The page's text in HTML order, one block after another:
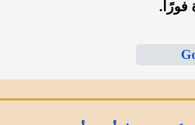
فورًا.